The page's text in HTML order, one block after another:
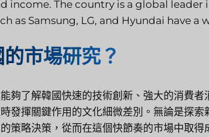
income. The country is a global
as Samsung, LG, and Hyundai have
市場研究？
夠了解韓國快速的技術創新、強大的消費者
發揮關鍵作用的文化細微差別。無論是探
策略決策，從而在這個快節奏的市場中取得